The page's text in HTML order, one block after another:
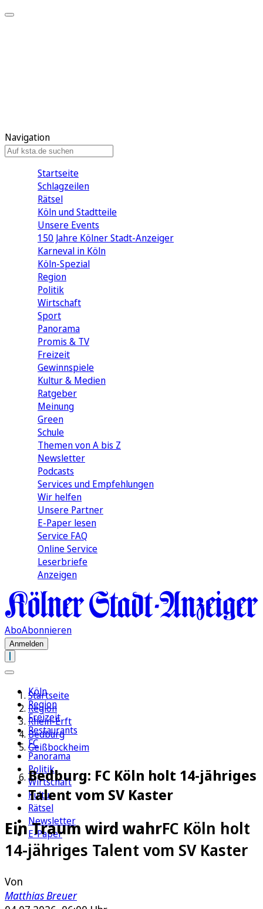
Navigation
Startseite
Schlagzeilen
Rätsel
Köln und Stadtteile
Unsere Events
150 Jahre Kölner Stadt-Anzeiger
Karneval in Köln
Köln-Spezial
Region
Politik
Wirtschaft
Sport
Panorama
Promis & TV
Freizeit
Gewinnspiele
Kultur & Medien
Ratgeber
Meinung
Green
Schule
Themen von A bis Z
Newsletter
Podcasts
Services und Empfehlungen
Wir helfen
Unsere Partner
E-Paper lesen
Service FAQ
Online Service
Leserbriefe
Anzeigen
AboAbonnieren
Anmelden
Köln
Region
Freizeit
Restaurants
FC
Panorama
Politik
Wirtschaft
Kultur
Rätsel
Newsletter
E-Paper
Startseite
Region
Rhein-Erft
Bedburg
Geißbockheim
Bedburg: FC Köln holt 14-jähriges
Talent vom SV Kaster
Ein Traum wird wahrFC Köln holt
14-jähriges Talent vom SV Kaster
Von
Matthias Breuer